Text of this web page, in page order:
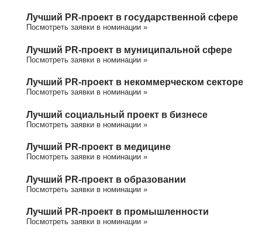
Лучший PR-проект в государственной сфере
Посмотреть заявки в номинации »
Лучший PR-проект в муниципальной сфере
Посмотреть заявки в номинации »
Лучший PR-проект в некоммерческом секторе
Посмотреть заявки в номинации »
Лучший социальный проект в бизнесе
Посмотреть заявки в номинации »
Лучший PR-проект в медицине
Посмотреть заявки в номинации »
Лучший PR-проект в образовании
Посмотреть заявки в номинации »
Лучший PR-проект в промышленности
Посмотреть заявки в номинации »